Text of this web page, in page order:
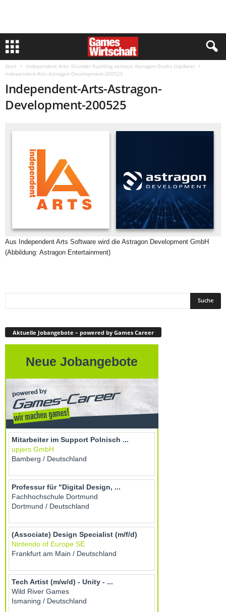
Start
Independent Arts: Gründer Kuchling verlässt Astragon-Studio (Update)
Independent-Arts-Astragon-Development-200525
Independent-Arts-Astragon-
Development-200525
Aus Independent Arts Software wird die Astragon Development GmbH
(Abbildung: Astragon Entertainment)
Aktuelle Jobangebote – powered by Games Career